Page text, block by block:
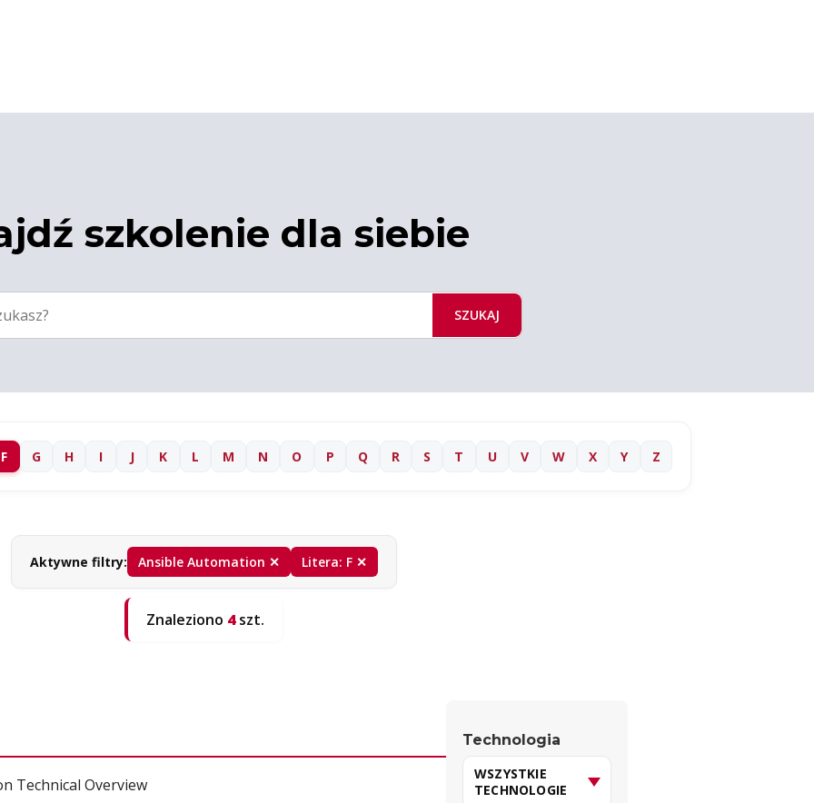
szkolenie dla siebie
SZUKAJ
F G H I J K L M N O P Q R S T U V W X Y Z
Aktywne filtry: Ansible Automation ✕ Litera: F ✕
Znaleziono 4szt.
Technical Overview
Technologia